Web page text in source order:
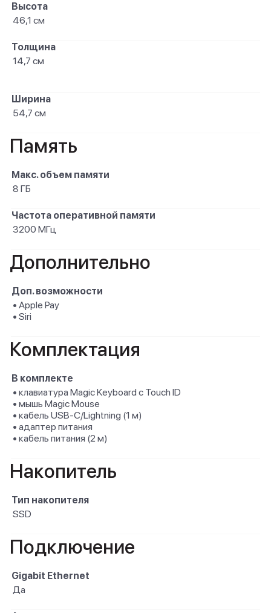
Высота
46,1 см
Толщина
14,7 см
Ширина
54,7 см
Память
Макс. объем памяти
8 ГБ
Частота оперативной памяти
3200 МГц
Дополнительно
Доп. возможности
• Apple Pay
• Siri
Комплектация
В комплекте
• клавиатура Magic Keyboard с Touch ID
• мышь Magic Mouse
• кабель USB-C/Lightning (1 м)
• адаптер питания
• кабель питания (2 м)
Накопитель
Тип накопителя
SSD
Подключение
Gigabit Ethernet
Да